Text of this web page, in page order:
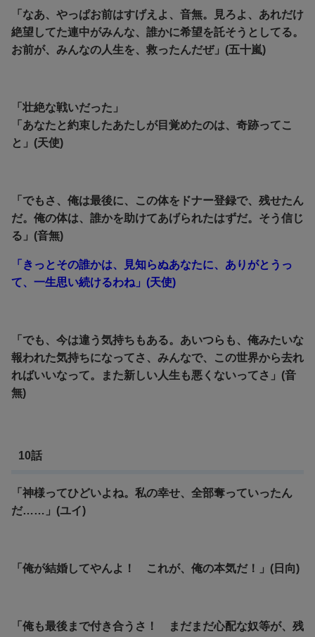
「なあ、やっぱお前はすげえよ、音無。見ろよ、あれだけ
絶望してた連中がみんな、誰かに希望を託そうとしてる。
お前が、みんなの人生を、救ったんだぜ」(五十嵐)
「壮絶な戦いだった」
「あなたと約束したあたしが目覚めたのは、奇跡ってこ
と」(天使)
「でもさ、俺は最後に、この体をドナー登録で、残せたん
だ。俺の体は、誰かを助けてあげられたはずだ。そう信じ
る」(音無)
「きっとその誰かは、見知らぬあなたに、ありがとうっ
て、一生思い続けるわね」(天使)
「でも、今は違う気持ちもある。あいつらも、俺みたいな
報われた気持ちになってさ、みんなで、この世界から去れ
ればいいなって。また新しい人生も悪くないってさ」(音
無)
10話
「神様ってひどいよね。私の幸せ、全部奪っていったん
だ……」(ユイ)
「俺が結婚してやんよ！ これが、俺の本気だ！」(日向)
「俺も最後まで付き合うさ！ まだまだ心配な奴等が、残